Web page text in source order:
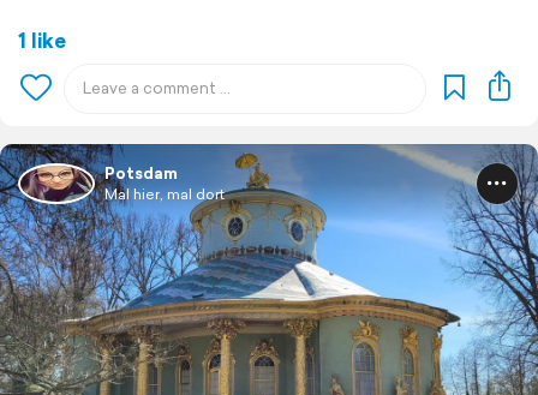
1 like
Potsdam
Mal hier, mal dort